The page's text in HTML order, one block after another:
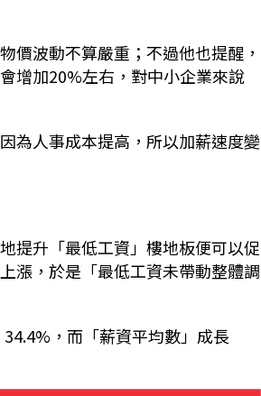
價波動不算嚴重；不過他也提醒，
增加20%左右，對中小企業來說
為人事成本提高，所以加薪速度變
提升「最低工資」樓地板便可以促
漲，於是「最低工資未帶動整體調
，而「薪資平均數」成長